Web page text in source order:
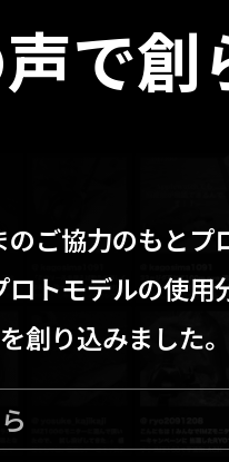
で創
のご協力のもとプ
トモデルの使用
創り込みました。